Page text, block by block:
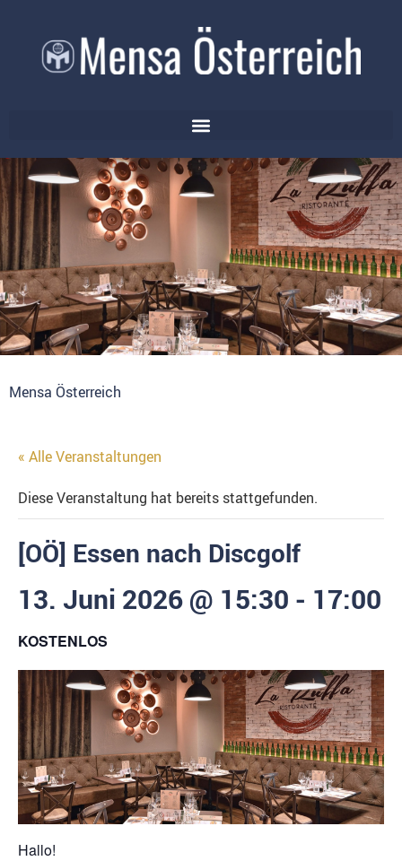
Mensa Österreich
« Alle Veranstaltungen
Diese Veranstaltung hat bereits stattgefunden.
[OÖ] Essen nach Discgolf
13. Juni 2026 @ 15:30 - 17:00
KOSTENLOS
Hallo!